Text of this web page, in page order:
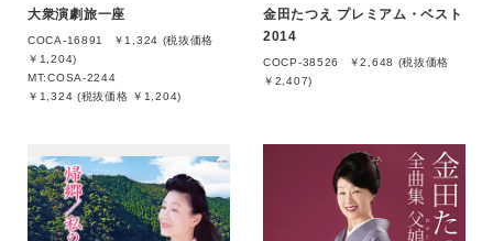
大衆演劇旅一座
COCA-16891
￥1,324 (税抜価格
￥1,204)
MT:COSA-2244
￥1,324 (税抜価格 ￥1,204)
金田たつえ プレミアム・ベスト
2014
COCP-38526
￥2,648 (税抜価格
￥2,407)